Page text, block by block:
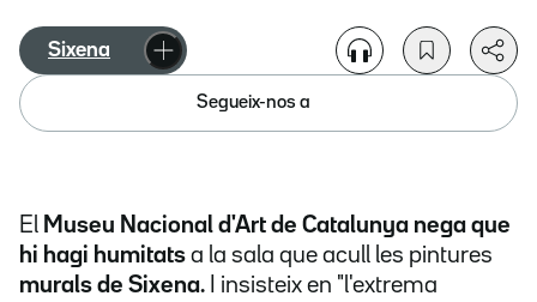
Sixena
Segueix-nos a
El Museu Nacional d'Art de Catalunya nega que
hi hagi humitats a la sala que acull les pintures
murals de Sixena.
I insisteix en "l'extrema